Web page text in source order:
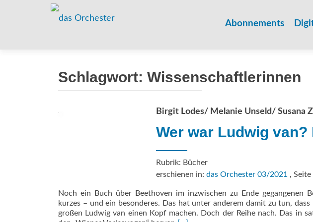
Abonnements
Schlagwort: Wissenschaftlerinnen
Birgit Lodes/ Melanie Unseld/ Susana
Wer war Ludwig
Rubrik: Bücher
erschienen in: das Orchester 03/2021 , Seite
Noch ein Buch über Beethoven im inzwischen zu Ende gegangenen
kurzes – und ein beson­deres. Das hat unter anderem damit zu tun,
großen Lud­wig van einen Kopf machen. Doch der Reihe nach. Das in